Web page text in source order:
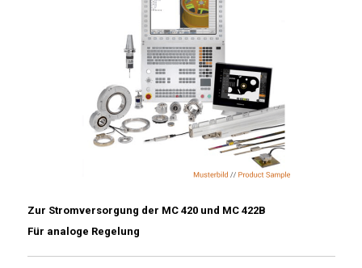
Zur Stromversorgung der MC 420 und MC 422B
Für analoge Regelung